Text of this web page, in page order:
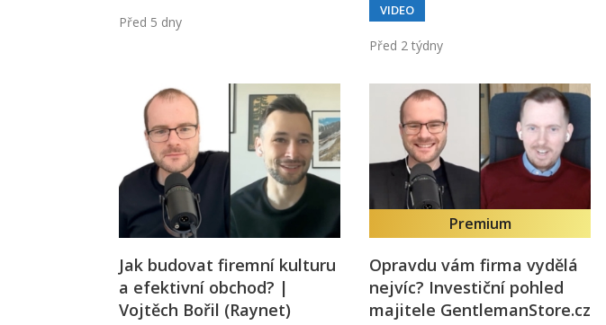
Před 5 dny
VIDEO
Před 2 týdny
Jak budovat firemní kulturu
a efektivní obchod? |
Vojtěch Bořil (Raynet)
Premium
Opravdu vám firma vydělá
nejvíc? Investiční pohled
majitele GentlemanStore.cz